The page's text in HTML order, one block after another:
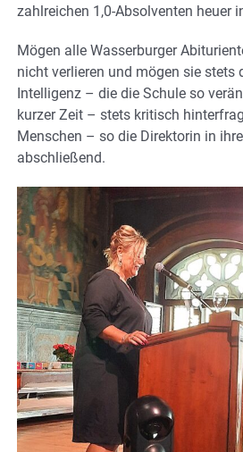
zahlreichen 1,0-Absolventen heuer
Mögen alle Wasserburger
nicht verlieren und mögen sie stets
Intelligenz – die die Schule so
kurzer Zeit – stets kritisch
Menschen – so die Direktorin in
abschließend.